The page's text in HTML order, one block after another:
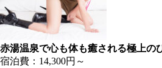
赤湯温泉で心も体も癒される極上の
宿泊費： 14,300円～